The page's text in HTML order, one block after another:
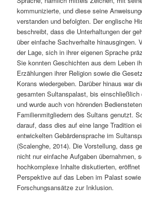
kommunizierte, und diese seine
verstanden und befolgten. Der englische
beschreibt, dass die Unterhaltungen der
über einfache Sachverhalte hinausgingen.
der Lage, sich in ihrer eigenen Sprache
Sie konnten Geschichten aus dem Leben
Erzählungen ihrer Religion sowie die
Korans wiedergeben. Darüber hinaus war
gesamten Sultanspalast, bis
und wurde auch von hörenden
Familienmitgliedern des Sultans genutzt.
darauf, dass dies auf eine lange Tradition
entwickelten Gebärdensprache im
(Scalenghe, 2014). Die Vorstellung, dass
nicht nur einfache Aufgaben übernahmen,
hochkomplexe Inhalte diskutierten, eröffnet
Perspektive auf das Leben im Palast
Forschungsansätze zur Inklusion.